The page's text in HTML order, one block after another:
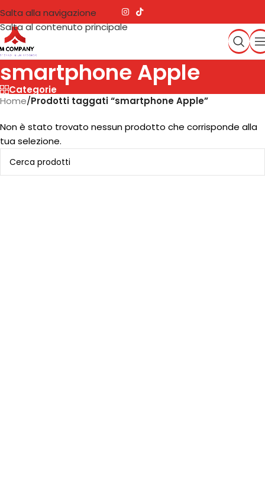
Salta alla navigazione
Salta al contenuto principale
smartphone Apple
Categorie
Home/Prodotti taggati “smartphone Apple”
Non è stato trovato nessun prodotto che corrisponde alla
tua selezione.